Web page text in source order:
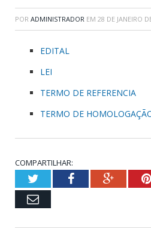
POR ADMINISTRADOR EM 28 DE JANEIRO
EDITAL
LEI
TERMO DE REFERENCIA
TERMO DE
COMPARTILHAR:
TwitterFacebookGoogle+
Email